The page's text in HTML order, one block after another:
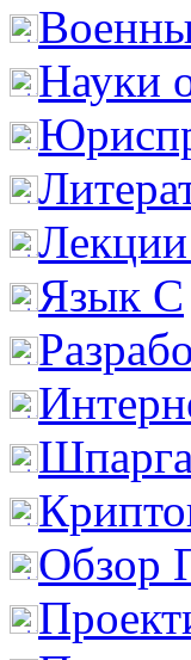
Науки
Язык С
Обзор